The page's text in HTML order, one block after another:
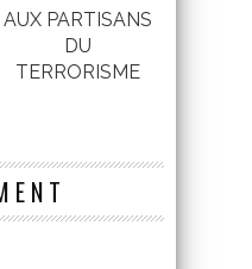
AUX PARTISANS
DU
TERRORISME